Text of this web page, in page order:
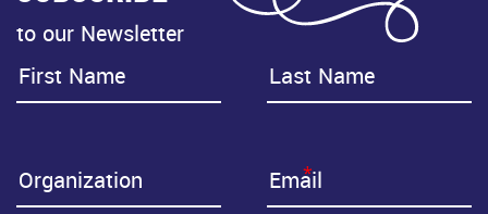
to our Newsletter
*